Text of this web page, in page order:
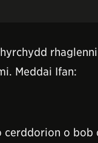
Meddai Ifan:
o